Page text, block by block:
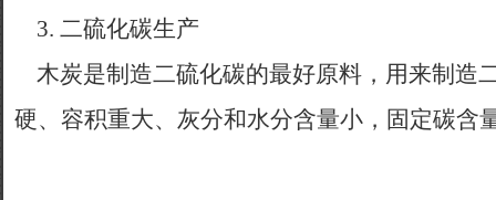
3. 二硫化碳生产
木炭是制造二硫化碳的最好原料，用来制造
硬、容积重大、灰分和水分含量小，固定碳含